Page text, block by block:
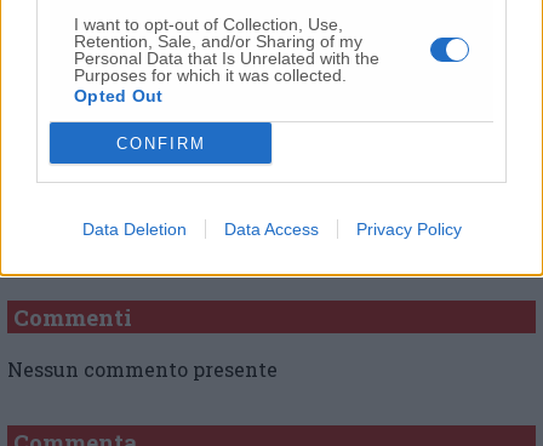
I want to opt-out of Collection, Use,
Retention, Sale, and/or Sharing of my
Personal Data that Is Unrelated with the
Purposes for which it was collected.
Opted Out
CONFIRM
Data Deletion Data Access Privacy Policy
© RIPRODUZIONE RISERVATA
Commenti
Nessun commento presente